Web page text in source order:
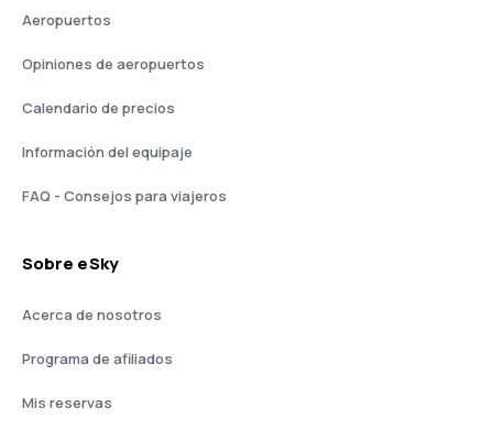
Aeropuertos
Opiniones de aeropuertos
Calendario de precios
Información del equipaje
FAQ - Consejos para viajeros
Sobre eSky
Acerca de nosotros
Programa de afiliados
Mis reservas